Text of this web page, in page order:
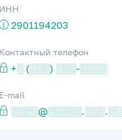
ИНН
2901194203
Контактный телефон
+░ (░░░) ░░░-░░░░
E-mail
░░░░@░░░░░.░░░.░░